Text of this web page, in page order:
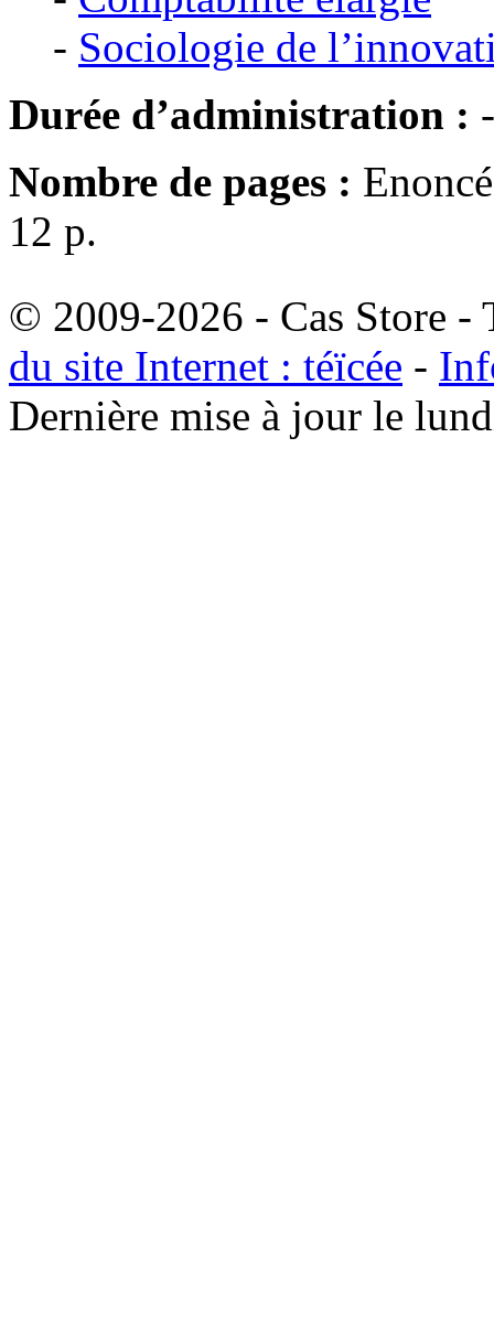
- Sociologie de
Durée d’administration : -
Nombre de pages :
12 p.
© 2009-2026 - Cas Store -
du site Internet : téïcée -
Dernière mise à jour le